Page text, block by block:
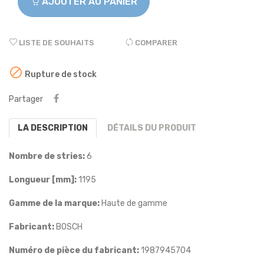
LISTE DE SOUHAITS COMPARER
 Rupture de stock
Partager
LA DESCRIPTION DÉTAILS DU PRODUIT
Nombre de stries:6
Longueur [mm]:1195
Gamme de la marque: Haute de gamme
Fabricant: BOSCH
Numéro de pièce du fabricant:1987945704